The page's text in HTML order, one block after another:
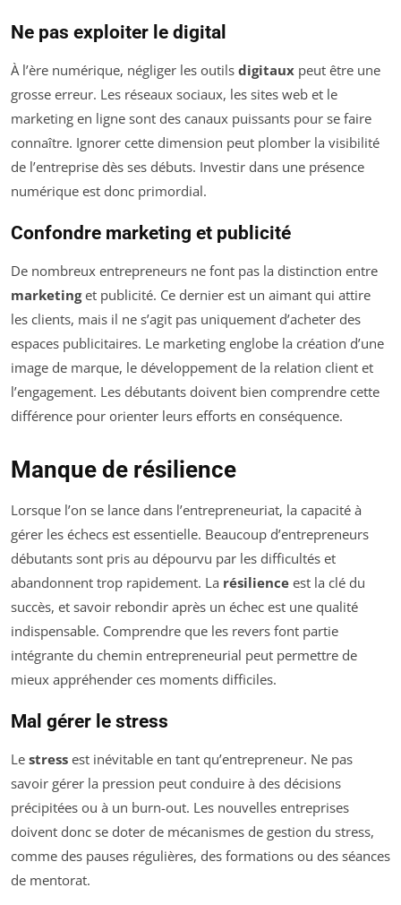
Ne pas exploiter le digital
À l’ère numérique, négliger les outils digitaux peut être une
grosse erreur. Les réseaux sociaux, les sites web et le
marketing en ligne sont des canaux puissants pour se faire
connaître. Ignorer cette dimension peut plomber la visibilité
de l’entreprise dès ses débuts. Investir dans une présence
numérique est donc primordial.
Confondre marketing et publicité
De nombreux entrepreneurs ne font pas la distinction entre
marketinget publicité. Ce dernier est un aimant qui attire
les clients, mais il ne s’agit pas uniquement d’acheter des
espaces publicitaires. Le marketing englobe la création d’une
image de marque, le développement de la relation client et
l’engagement. Les débutants doivent bien comprendre cette
différence pour orienter leurs efforts en conséquence.
Manque de résilience
Lorsque l’on se lance dans l’entrepreneuriat, la capacité à
gérer les échecs est essentielle. Beaucoup d’entrepreneurs
débutants sont pris au dépourvu par les difficultés et
abandonnent trop rapidement. La résilience est la clé du
succès, et savoir rebondir après un échec est une qualité
indispensable. Comprendre que les revers font partie
intégrante du chemin entrepreneurial peut permettre de
mieux appréhender ces moments difficiles.
Mal gérer le stress
Le stress est inévitable en tant qu’entrepreneur. Ne pas
savoir gérer la pression peut conduire à des décisions
précipitées ou à un burn-out. Les nouvelles entreprises
doivent donc se doter de mécanismes de gestion du stress,
comme des pauses régulières, des formations ou des séances
de mentorat.